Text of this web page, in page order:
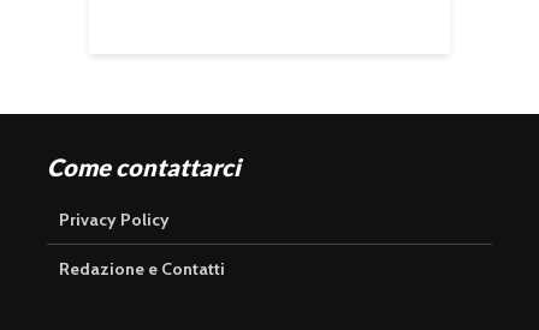
Come contattarci
Privacy Policy
Redazione e Contatti